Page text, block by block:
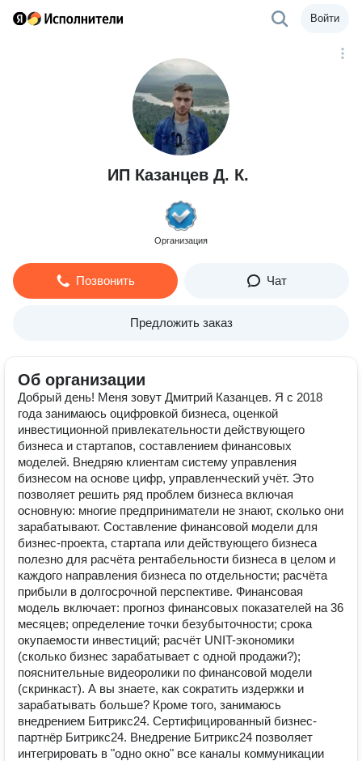
Войти
ИП Казанцев Д. К.
Организация
Позвонить Чат
Предложить заказ
Об организации
Добрый день! Меня зовут Дмитрий Казанцев. Я с 2018
года занимаюсь оцифровкой бизнеса, оценкой
инвестиционной привлекательности действующего
бизнеса и стартапов, составлением финансовых
моделей. Внедряю клиентам систему управления
бизнесом на основе цифр, управленческий учёт. Это
позволяет решить ряд проблем бизнеса включая
основную: многие предприниматели не знают, сколько они
зарабатывают. Составление финансовой модели для
бизнес-проекта, стартапа или действующего бизнеса
полезно для расчёта рентабельности бизнеса в целом и
каждого направления бизнеса по отдельности; расчёта
прибыли в долгосрочной перспективе. Финансовая
модель включает: прогноз финансовых показателей на 36
месяцев; определение точки безубыточности; срока
окупаемости инвестиций; расчёт UNIT-экономики
(сколько бизнес зарабатывает с одной продажи?);
пояснительные видеоролики по финансовой модели
(скринкаст). А вы знаете, как сократить издержки и
зарабатывать больше? Кроме того, занимаюсь
внедрением Битрикс24. Сертифицированный бизнес-
партнёр Битрикс24. Внедрение Битрикс24 позволяет
интегрировать в "одно окно" все каналы коммуникации